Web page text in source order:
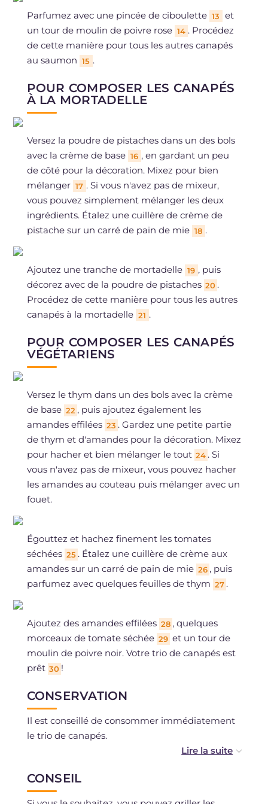
Parfumez avec une pincée de ciboulette 13
et
un tour de moulin de poivre rose 14 . Procédez
de cette manière pour tous les autres canapés
au saumon 15 .
POUR COMPOSER LES CANAPÉS
À LA MORTADELLE
Versez la poudre de pistaches dans un des bols
avec la crème de base 16 , en gardant un peu
de côté pour la décoration. Mixez pour bien
mélanger 17 . Si vous n'avez pas de mixeur,
vous pouvez simplement mélanger les deux
ingrédients. Étalez une cuillère de crème de
pistache sur un carré de pain de mie 18 .
Ajoutez une tranche de mortadelle 19 , puis
décorez avec de la poudre de pistaches 20 .
Procédez de cette manière pour tous les autres
canapés à la mortadelle 21 .
POUR COMPOSER LES CANAPÉS
VÉGÉTARIENS
Versez le thym dans un des bols avec la crème
de base 22 , puis ajoutez également les
amandes effilées 23 . Gardez une petite partie
de thym et d'amandes pour la décoration. Mixez
pour hacher et bien mélanger le tout 24 . Si
vous n'avez pas de mixeur, vous pouvez hacher
les amandes au couteau puis mélanger avec un
fouet.
Égouttez et hachez finement les tomates
séchées 25 . Étalez une cuillère de crème aux
amandes sur un carré de pain de mie 26 , puis
parfumez avec quelques feuilles de thym 27 .
Ajoutez des amandes effilées 28 , quelques
morceaux de tomate séchée 29 et un tour de
moulin de poivre noir. Votre trio de canapés est
prêt 30 !
CONSERVATION
Il est conseillé de consommer immédiatement
le trio de canapés.
heures à l'avance et les conserver au
réfrigérateur.
CONSEIL